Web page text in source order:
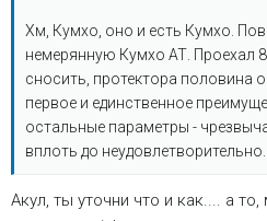
Хм, Кумхо, оно и есть Кумхо.
немерянную Кумхо АТ. Проехал
сносить, протектора половина
первое и единственное
остальные параметры -
вплоть до
Акул, ты уточни что и как.... а